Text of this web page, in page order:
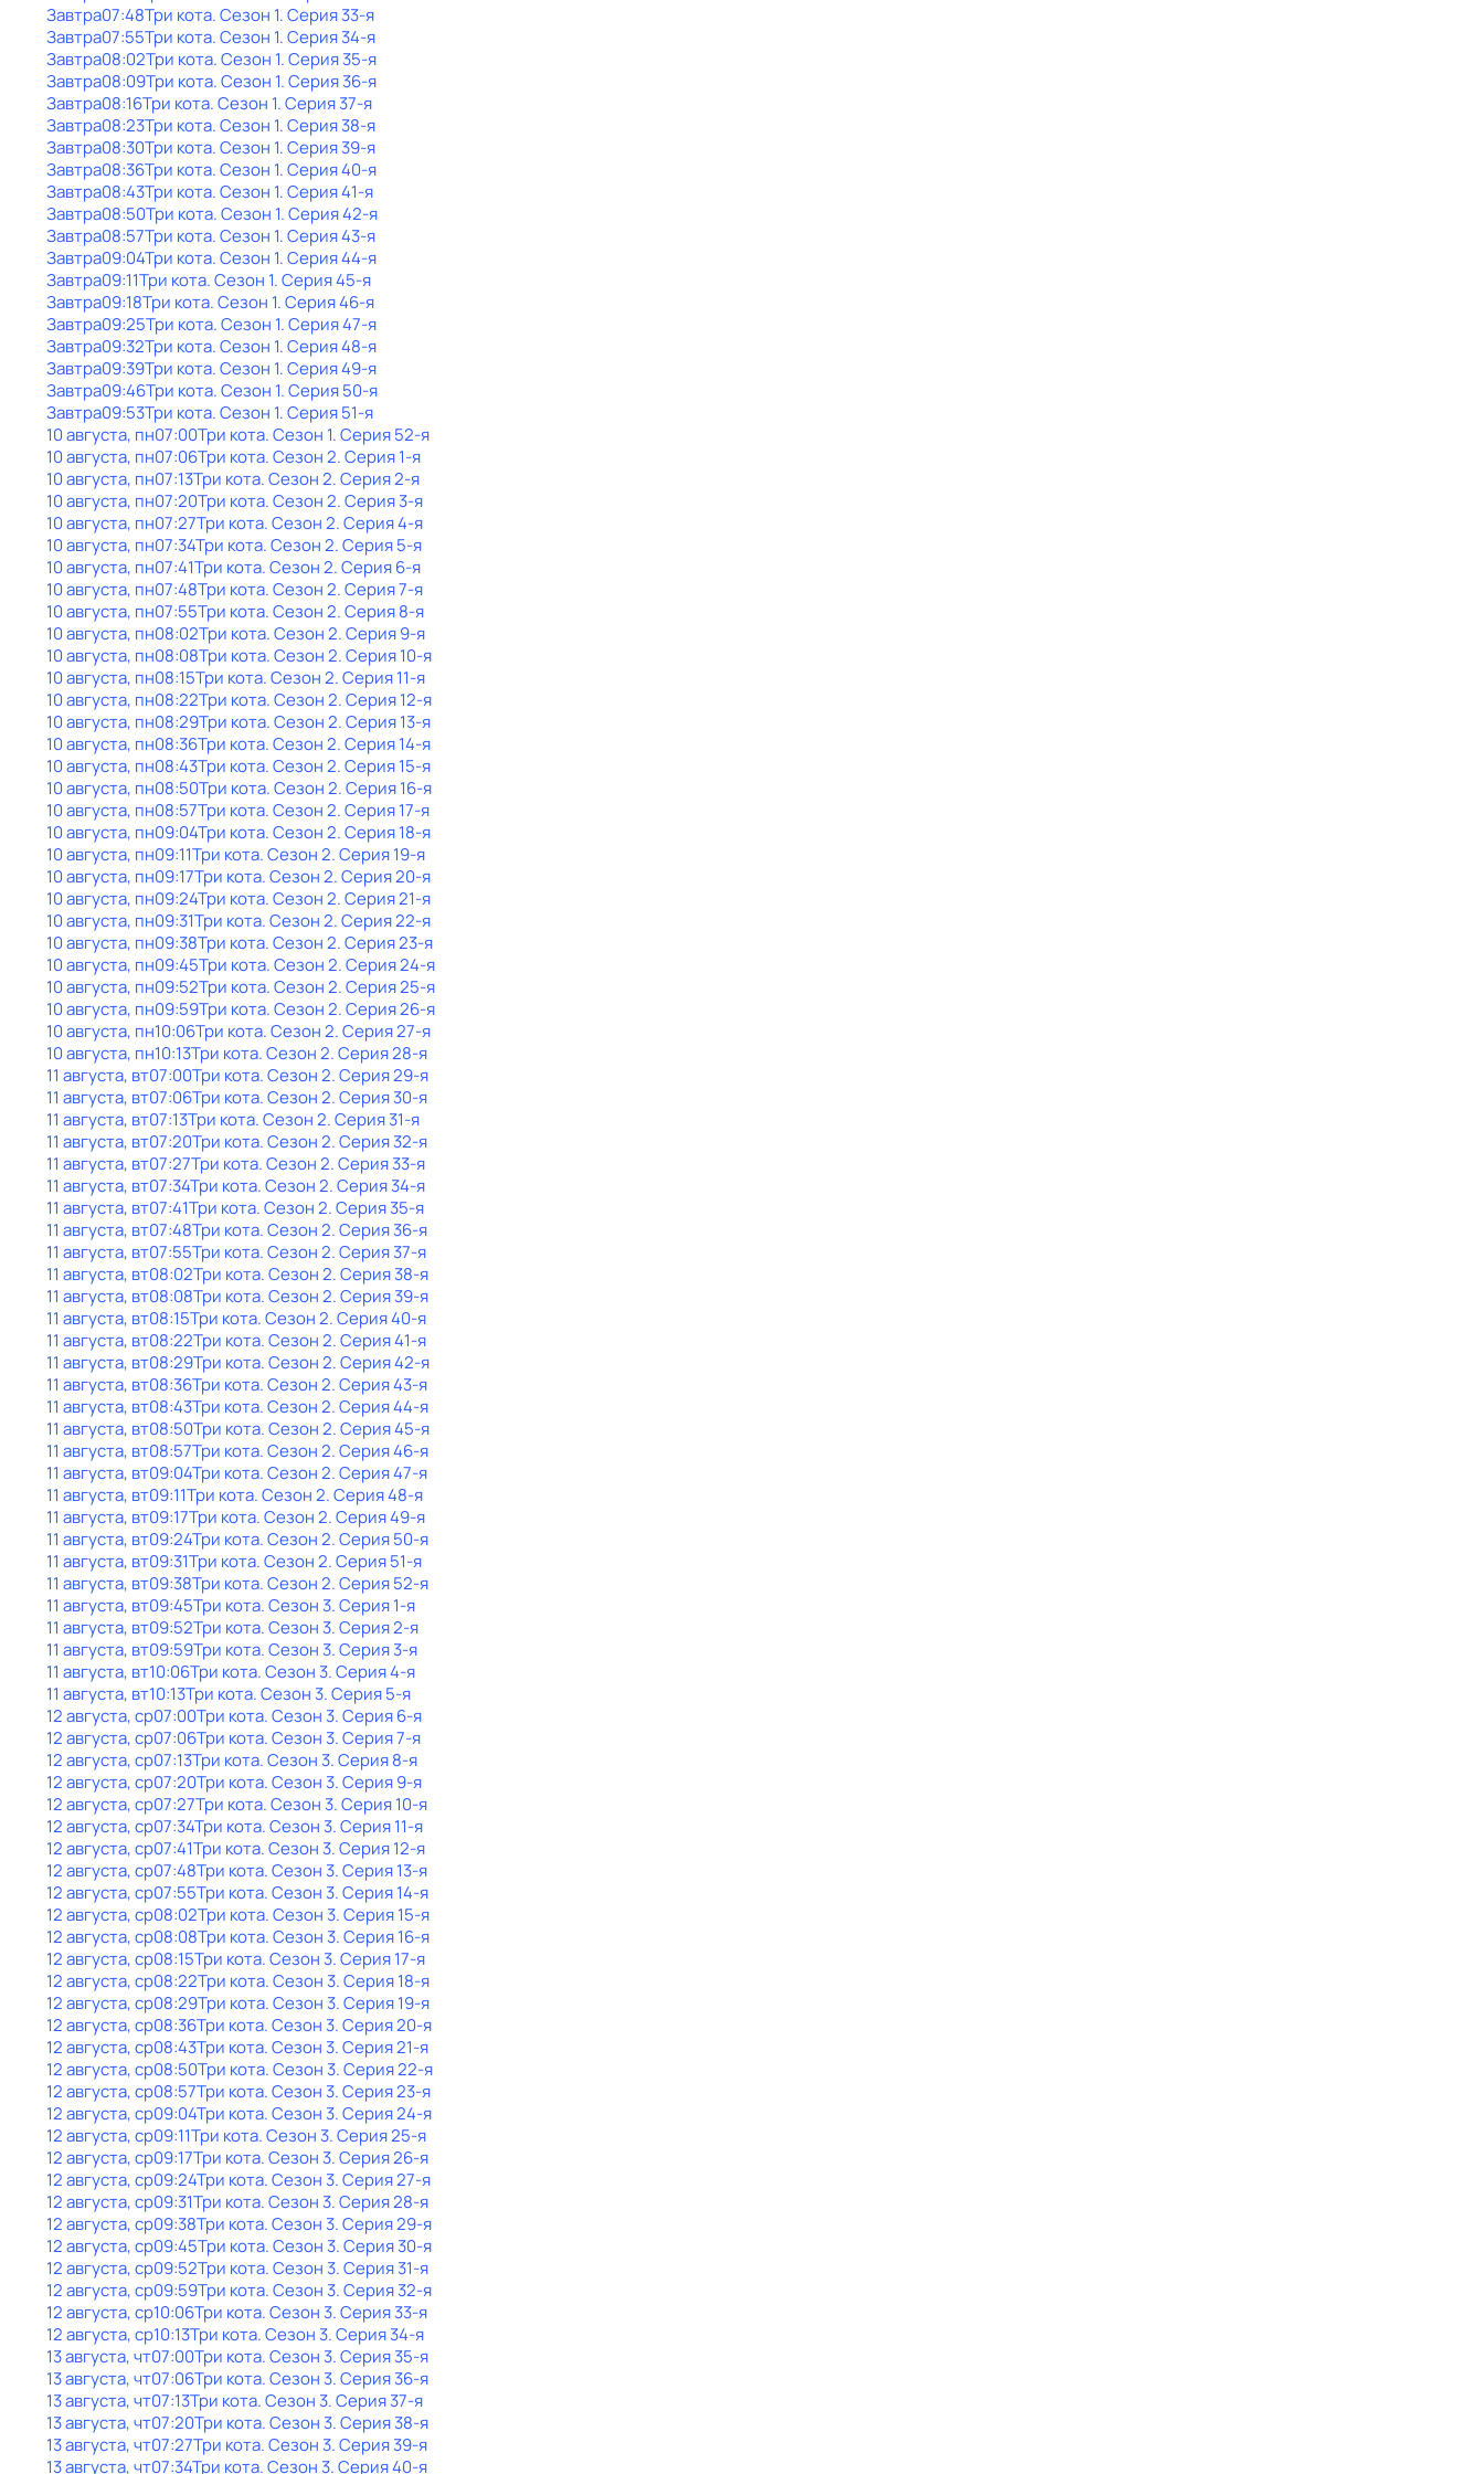
Завтра07:48Три кота. Сезон 1. Серия 33-я
Завтра07:55Три кота. Сезон 1. Серия 34-я
Завтра08:02Три кота. Сезон 1. Серия 35-я
Завтра08:09Три кота. Сезон 1. Серия 36-я
Завтра08:16Три кота. Сезон 1. Серия 37-я
Завтра08:23Три кота. Сезон 1. Серия 38-я
Завтра08:30Три кота. Сезон 1. Серия 39-я
Завтра08:36Три кота. Сезон 1. Серия 40-я
Завтра08:43Три кота. Сезон 1. Серия 41-я
Завтра08:50Три кота. Сезон 1. Серия 42-я
Завтра08:57Три кота. Сезон 1. Серия 43-я
Завтра09:04Три кота. Сезон 1. Серия 44-я
Завтра09:11Три кота. Сезон 1. Серия 45-я
Завтра09:18Три кота. Сезон 1. Серия 46-я
Завтра09:25Три кота. Сезон 1. Серия 47-я
Завтра09:32Три кота. Сезон 1. Серия 48-я
Завтра09:39Три кота. Сезон 1. Серия 49-я
Завтра09:46Три кота. Сезон 1. Серия 50-я
Завтра09:53Три кота. Сезон 1. Серия 51-я
10 августа, пн07:00Три кота. Сезон 1. Серия 52-я
10 августа, пн07:06Три кота. Сезон 2. Серия 1-я
10 августа, пн07:13Три кота. Сезон 2. Серия 2-я
10 августа, пн07:20Три кота. Сезон 2. Серия 3-я
10 августа, пн07:27Три кота. Сезон 2. Серия 4-я
10 августа, пн07:34Три кота. Сезон 2. Серия 5-я
10 августа, пн07:41Три кота. Сезон 2. Серия 6-я
10 августа, пн07:48Три кота. Сезон 2. Серия 7-я
10 августа, пн07:55Три кота. Сезон 2. Серия 8-я
10 августа, пн08:02Три кота. Сезон 2. Серия 9-я
10 августа, пн08:08Три кота. Сезон 2. Серия 10-я
10 августа, пн08:15Три кота. Сезон 2. Серия 11-я
10 августа, пн08:22Три кота. Сезон 2. Серия 12-я
10 августа, пн08:29Три кота. Сезон 2. Серия 13-я
10 августа, пн08:36Три кота. Сезон 2. Серия 14-я
10 августа, пн08:43Три кота. Сезон 2. Серия 15-я
10 августа, пн08:50Три кота. Сезон 2. Серия 16-я
10 августа, пн08:57Три кота. Сезон 2. Серия 17-я
10 августа, пн09:04Три кота. Сезон 2. Серия 18-я
10 августа, пн09:11Три кота. Сезон 2. Серия 19-я
10 августа, пн09:17Три кота. Сезон 2. Серия 20-я
10 августа, пн09:24Три кота. Сезон 2. Серия 21-я
10 августа, пн09:31Три кота. Сезон 2. Серия 22-я
10 августа, пн09:38Три кота. Сезон 2. Серия 23-я
10 августа, пн09:45Три кота. Сезон 2. Серия 24-я
10 августа, пн09:52Три кота. Сезон 2. Серия 25-я
10 августа, пн09:59Три кота. Сезон 2. Серия 26-я
10 августа, пн10:06Три кота. Сезон 2. Серия 27-я
10 августа, пн10:13Три кота. Сезон 2. Серия 28-я
11 августа, вт07:00Три кота. Сезон 2. Серия 29-я
11 августа, вт07:06Три кота. Сезон 2. Серия 30-я
11 августа, вт07:13Три кота. Сезон 2. Серия 31-я
11 августа, вт07:20Три кота. Сезон 2. Серия 32-я
11 августа, вт07:27Три кота. Сезон 2. Серия 33-я
11 августа, вт07:34Три кота. Сезон 2. Серия 34-я
11 августа, вт07:41Три кота. Сезон 2. Серия 35-я
11 августа, вт07:48Три кота. Сезон 2. Серия 36-я
11 августа, вт07:55Три кота. Сезон 2. Серия 37-я
11 августа, вт08:02Три кота. Сезон 2. Серия 38-я
11 августа, вт08:08Три кота. Сезон 2. Серия 39-я
11 августа, вт08:15Три кота. Сезон 2. Серия 40-я
11 августа, вт08:22Три кота. Сезон 2. Серия 41-я
11 августа, вт08:29Три кота. Сезон 2. Серия 42-я
11 августа, вт08:36Три кота. Сезон 2. Серия 43-я
11 августа, вт08:43Три кота. Сезон 2. Серия 44-я
11 августа, вт08:50Три кота. Сезон 2. Серия 45-я
11 августа, вт08:57Три кота. Сезон 2. Серия 46-я
11 августа, вт09:04Три кота. Сезон 2. Серия 47-я
11 августа, вт09:11Три кота. Сезон 2. Серия 48-я
11 августа, вт09:17Три кота. Сезон 2. Серия 49-я
11 августа, вт09:24Три кота. Сезон 2. Серия 50-я
11 августа, вт09:31Три кота. Сезон 2. Серия 51-я
11 августа, вт09:38Три кота. Сезон 2. Серия 52-я
11 августа, вт09:45Три кота. Сезон 3. Серия 1-я
11 августа, вт09:52Три кота. Сезон 3. Серия 2-я
11 августа, вт09:59Три кота. Сезон 3. Серия 3-я
11 августа, вт10:06Три кота. Сезон 3. Серия 4-я
11 августа, вт10:13Три кота. Сезон 3. Серия 5-я
12 августа, ср07:00Три кота. Сезон 3. Серия 6-я
12 августа, ср07:06Три кота. Сезон 3. Серия 7-я
12 августа, ср07:13Три кота. Сезон 3. Серия 8-я
12 августа, ср07:20Три кота. Сезон 3. Серия 9-я
12 августа, ср07:27Три кота. Сезон 3. Серия 10-я
12 августа, ср07:34Три кота. Сезон 3. Серия 11-я
12 августа, ср07:41Три кота. Сезон 3. Серия 12-я
12 августа, ср07:48Три кота. Сезон 3. Серия 13-я
12 августа, ср07:55Три кота. Сезон 3. Серия 14-я
12 августа, ср08:02Три кота. Сезон 3. Серия 15-я
12 августа, ср08:08Три кота. Сезон 3. Серия 16-я
12 августа, ср08:15Три кота. Сезон 3. Серия 17-я
12 августа, ср08:22Три кота. Сезон 3. Серия 18-я
12 августа, ср08:29Три кота. Сезон 3. Серия 19-я
12 августа, ср08:36Три кота. Сезон 3. Серия 20-я
12 августа, ср08:43Три кота. Сезон 3. Серия 21-я
12 августа, ср08:50Три кота. Сезон 3. Серия 22-я
12 августа, ср08:57Три кота. Сезон 3. Серия 23-я
12 августа, ср09:04Три кота. Сезон 3. Серия 24-я
12 августа, ср09:11Три кота. Сезон 3. Серия 25-я
12 августа, ср09:17Три кота. Сезон 3. Серия 26-я
12 августа, ср09:24Три кота. Сезон 3. Серия 27-я
12 августа, ср09:31Три кота. Сезон 3. Серия 28-я
12 августа, ср09:38Три кота. Сезон 3. Серия 29-я
12 августа, ср09:45Три кота. Сезон 3. Серия 30-я
12 августа, ср09:52Три кота. Сезон 3. Серия 31-я
12 августа, ср09:59Три кота. Сезон 3. Серия 32-я
12 августа, ср10:06Три кота. Сезон 3. Серия 33-я
12 августа, ср10:13Три кота. Сезон 3. Серия 34-я
13 августа, чт07:00Три кота. Сезон 3. Серия 35-я
13 августа, чт07:06Три кота. Сезон 3. Серия 36-я
13 августа, чт07:13Три кота. Сезон 3. Серия 37-я
13 августа, чт07:20Три кота. Сезон 3. Серия 38-я
13 августа, чт07:27Три кота. Сезон 3. Серия 39-я
13 августа, чт07:34Три кота. Сезон 3. Серия 40-я